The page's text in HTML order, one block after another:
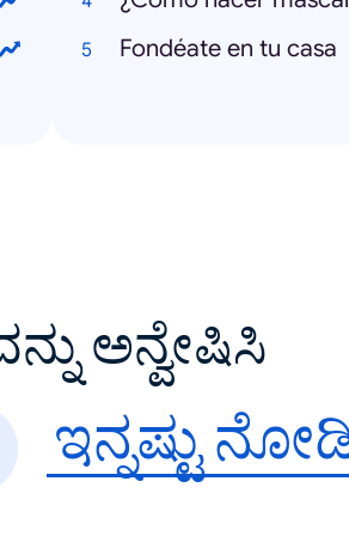
Fondéate en tu casa
ಅನ್ವೇಷಿಸಿ
ಇನ್ನಷ್ಟು